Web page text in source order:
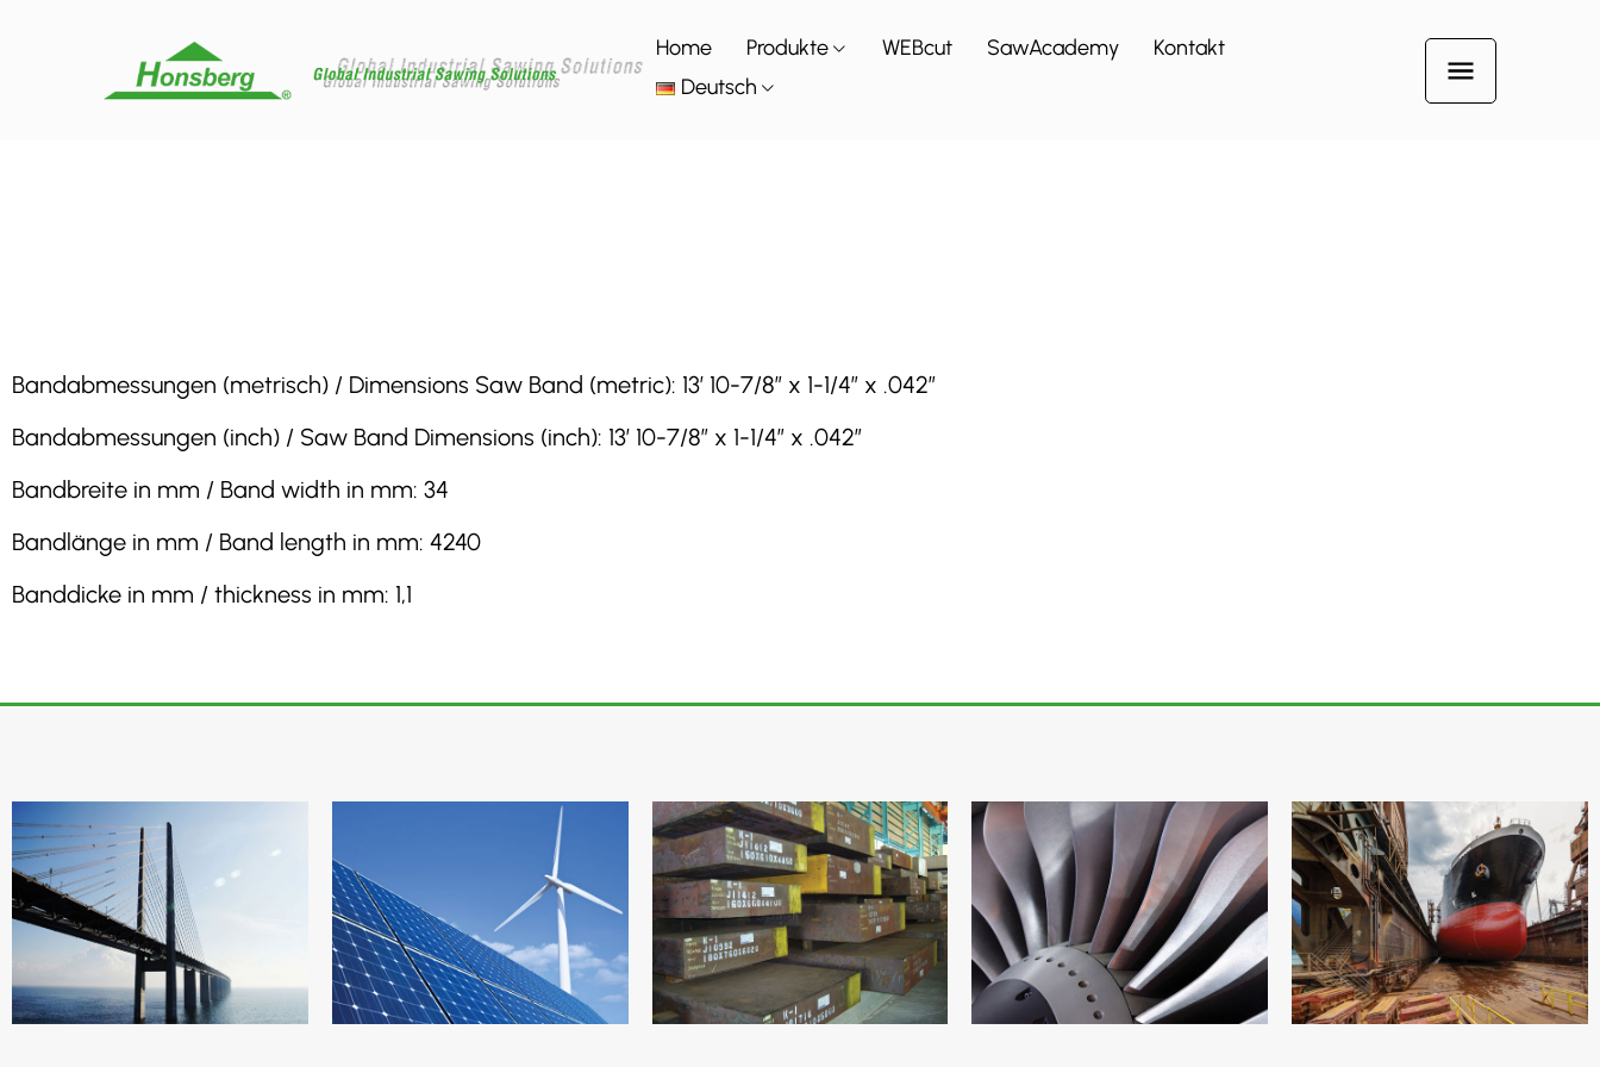
Home Produkte WEBcut SawAcademy
Kontakt
Deutsch
Bandabmessungen (metrisch) / Dimensions Saw Band (metric): 13′ 10-7/8″ x 1-1/4″ x .042″
Bandabmessungen (inch) / Saw Band Dimensions (inch): 13′ 10-7/8″ x 1-1/4″ x .042″
Bandbreite in mm / Band width in mm: 34
Bandlänge in mm / Band length in mm: 4240
Banddicke in mm / thickness in mm: 1,1